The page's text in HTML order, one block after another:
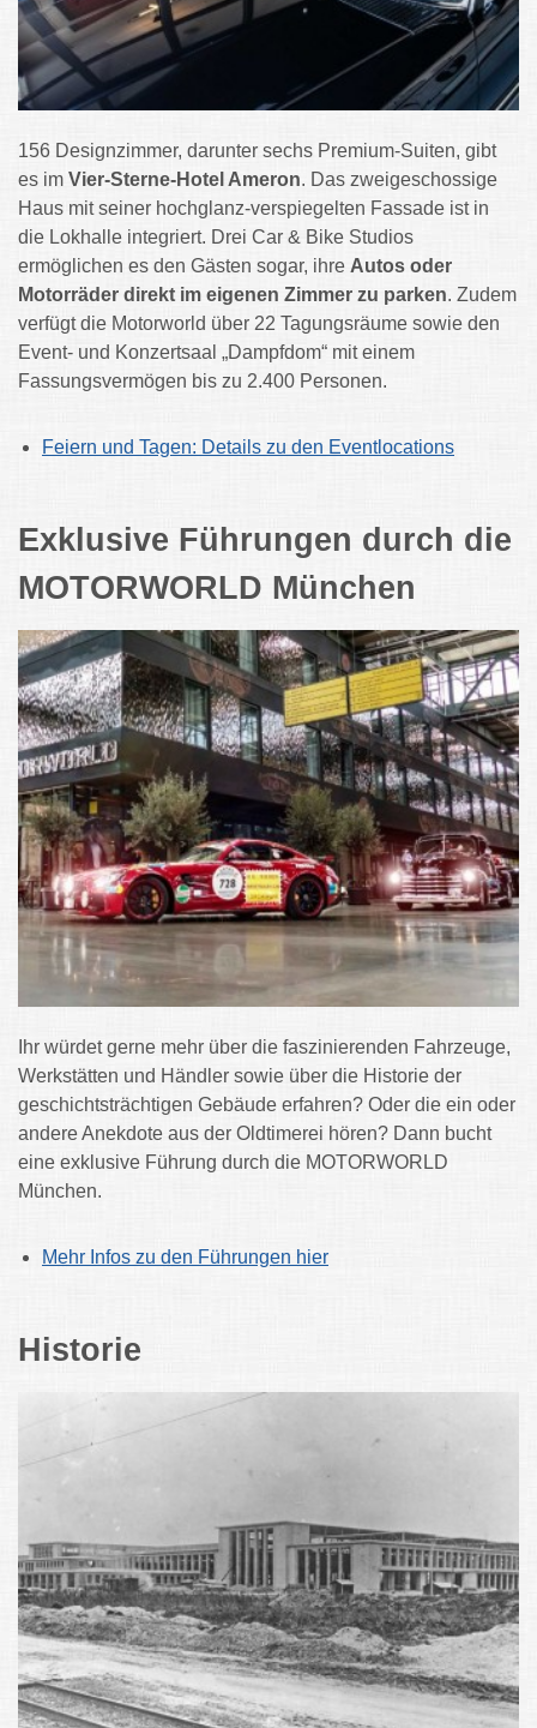
156 Designzimmer, darunter sechs Premium-Suiten, gibt
es im Vier-Sterne-Hotel Ameron. Das zweigeschossige
Haus mit seiner hochglanz-verspiegelten Fassade ist in
die Lokhalle integriert. Drei Car & Bike Studios
ermöglichen es den Gästen sogar, ihre Autos oder
Motorräder direkt im eigenen Zimmer zu parken. Zudem
verfügt die Motorworld über 22 Tagungsräume sowie den
Event- und Konzertsaal „Dampfdom“ mit einem
Fassungsvermögen bis zu 2.400 Personen.
Feiern und Tagen: Details zu den Eventlocations
Exklusive Führungen durch die
MOTORWORLD München
Ihr würdet gerne mehr über die faszinierenden Fahrzeuge,
Werkstätten und Händler sowie über die Historie der
geschichtsträchtigen Gebäude erfahren? Oder die ein oder
andere Anekdote aus der Oldtimerei hören? Dann bucht
eine exklusive Führung durch die MOTORWORLD
München.
Mehr Infos zu den Führungen hier
Historie